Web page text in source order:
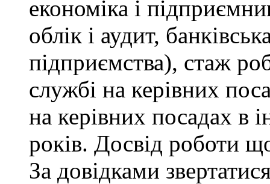
економіка і
облік і аудит,
підприємства), стаж
службі на керівних
на керівних посадах в
років. Досвід роботи
За довідками